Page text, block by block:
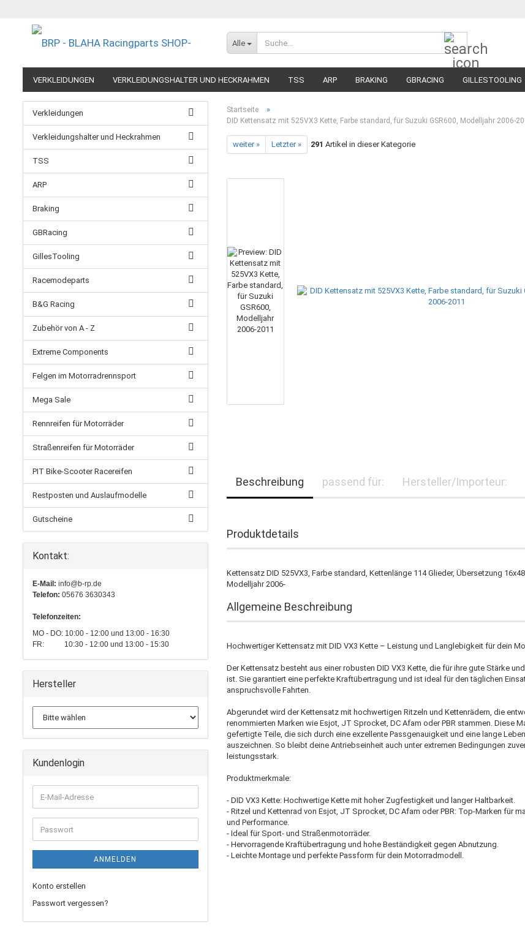
Alle
VERKLEIDUNGEN VERKLEIDUNGSHALTER UND HECKRAHMEN TSS ARP BRAKING GBRACING GILLESTOOLING
EXTREME COMPONENTS FELGEN IM MOTORRADRENNSPORT
Startseite »
DID Kettensatz mit 525VX3 Kette, Farbe standard, für Suzuki GSR600, Modelljahr 2006-
weiter » Letzter » 291 Artikel in dieser Kategorie
Beschreibung passend für: Hersteller/Importeur:
Produktdetails
Kettensatz DID 525VX3, Farbe standard, Kettenlänge 114 Glieder, Übersetzung
Modelljahr 2006-
Allgemeine Beschreibung
Hochwertiger Kettensatz mit DID VX3 Kette – Leistung und Langlebigkeit für dein
Der Kettensatz besteht aus einer robusten DID VX3 Kette, die für ihre gute Stärke
ist. Sie garantiert eine perfekte Kraftübertragung und ist ideal für den täglichen
anspruchsvolle Fahrten.
Abgerundet wird der Kettensatz mit hochwertigen Ritzeln und Kettenrädern, die
renommierten Marken wie Esjot, JT Sprocket, DC Afam oder PBR stammen. Diese
gefertigte Teile, die sich durch eine exzellente Passgenauigkeit und eine lange
auszeichnen. So bleibt deine Antriebseinheit auch unter extremen Bedingungen
leistungsstark.
Produktmerkmale:
- DID VX3 Kette: Hochwertige Kette mit hoher Zugfestigkeit und langer Haltbarkeit.
- Ritzel und Kettenrad von Esjot, JT Sprocket, DC Afam oder PBR: Top-Marken für
und Performance.
- Ideal für Sport- und Straßenmotorräder.
- Hervorragende Kraftübertragung und hohe Beständigkeit gegen Abnutzung.
- Leichte Montage und perfekte Passform für dein Motorradmodell.
Verkleidungen
Verkleidungshalter und Heckrahmen
TSS
ARP
Braking
GBRacing
GillesTooling
Racemodeparts
B&G Racing
Zubehör von A - Z
Extreme Components
Felgen im Motorradrennsport
Mega Sale
Rennreifen für Motorräder
Straßenreifen für Motorräder
PIT Bike-Scooter Racereifen
Restposten und Auslaufmodelle
Gutscheine
Kontakt:
E-Mail: info@b-rp.de
Telefon: 05676 3630343
Telefonzeiten:
MO - DO: 10:00 - 12:00 und 13:00 - 16:30
FR: 10:30 - 12:00 und 13:00 - 15:30
Hersteller
Kundenlogin
E-
Mail-
Adresse
Passwort
ANMELDEN
Konto erstellen
Passwort vergessen?